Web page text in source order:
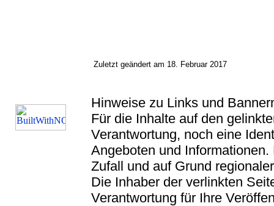
Zuletzt geändert am 18. Februar 2017
Hinweise zu Links und
Für die Inhalte auf den
Verantwortung, noch eine
Angeboten und
Zufall und auf Grund
Die Inhaber der verlinkten
Verantwortung für Ihre